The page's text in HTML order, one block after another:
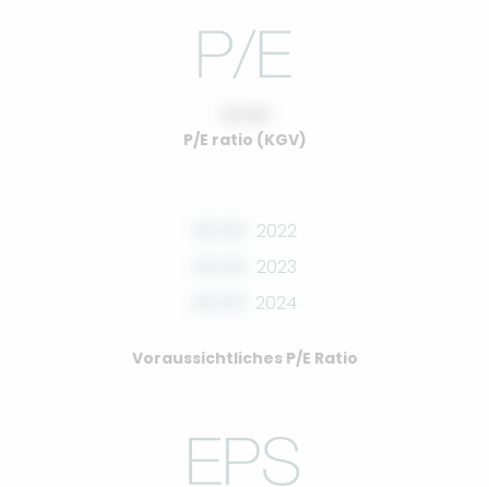
P/E ratio (KGV)
2022
2023
2024
Voraussichtliches P/E Ratio